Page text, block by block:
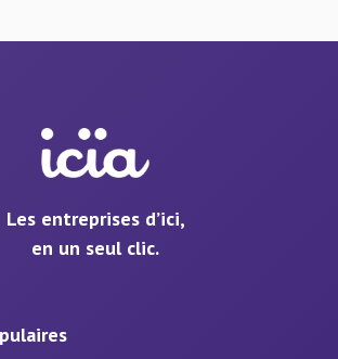
Les entreprises d’ici,
en un seul clic.